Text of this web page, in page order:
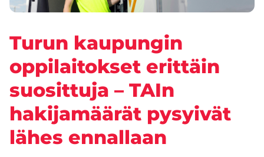
Turun kaupungin
oppilaitokset erittäin
suosittuja – TAIn
hakijamäärät pysyivät
lähes ennallaan